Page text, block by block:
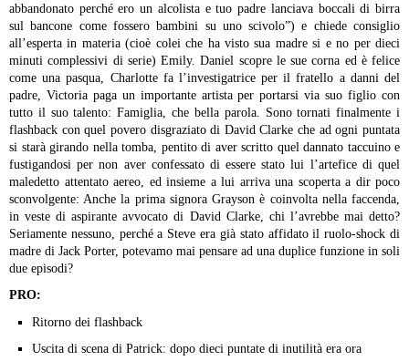
abbandonato perché ero un alcolista e tuo padre lanciava boccali di birra
sul bancone come fossero bambini su uno scivolo”) e chiede consiglio
all’esperta in materia (cioè colei che ha visto sua madre si e no per dieci
minuti complessivi di serie) Emily. Daniel scopre le sue corna ed è felice
come una pasqua, Charlotte fa l’investigatrice per il fratello a danni del
padre, Victoria paga un importante artista per portarsi via suo figlio con
tutto il suo talento: Famiglia, che bella parola.
Sono tornati finalmente i
flashback con quel povero disgraziato di David Clarke che ad ogni puntata
si starà girando nella tomba, pentito di aver scritto quel dannato taccuino e
fustigandosi per non aver confessato di essere stato lui l’artefice di quel
maledetto attentato aereo, ed insieme a lui arriva una scoperta a dir poco
sconvolgente: Anche la prima signora Grayson è coinvolta nella faccenda,
in veste di aspirante avvocato di David Clarke, chi l’avrebbe mai detto?
Seriamente nessuno, perché a Steve era già stato affidato il ruolo-shock di
madre di Jack Porter, potevamo mai pensare ad una duplice funzione in soli
due episodi?
PRO:
Ritorno dei flashback
Uscita di scena di Patrick: dopo dieci puntate di inutilità era ora